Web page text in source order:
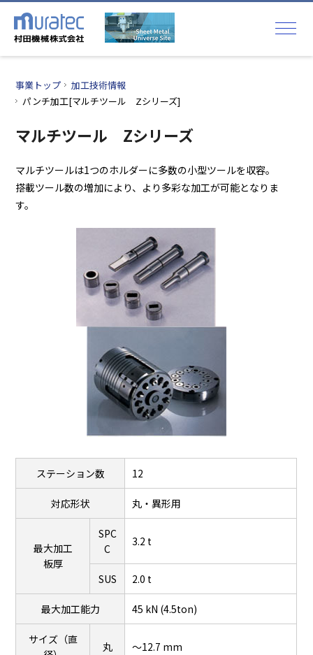
事業トップ
加工技術情報
パンチ加工[マルチツール Zシリーズ]
マルチツール Zシリーズ
マルチツールは1つのホルダーに多数の小型ツールを収容。
搭載ツール数の増加により、より多彩な加工が可能となりま
す。
ステーション数 12
対応形状 丸・異形用
最大加工
板厚
SPC
C
3.2 t
SUS 2.0 t
最大加工能力 45 kN (4.5ton)
サイズ（直
丸 ～12.7 mm